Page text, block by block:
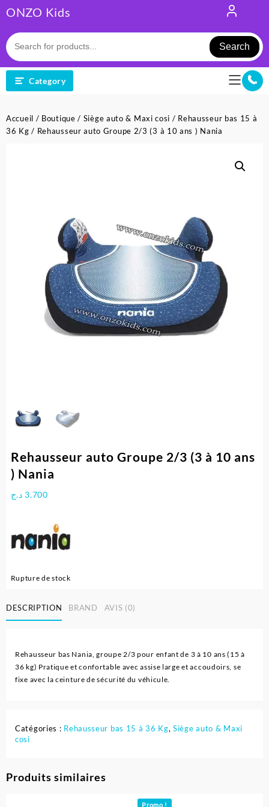
to
content
ONZO Kids
Search
Category
Accueil / Boutique / Siège auto & Maxi cosi / Rehausseur bas 15 à
36 Kg / Rehausseur auto Groupe 2/3 (3 à 10 ans ) Nania
Rehausseur auto Groupe 2/3 (3 à 10 ans
) Nania
3.700 د.ج
Rupture de stock
DESCRIPTION BRAND AVIS (0)
Rehausseur bas Nania, groupe 2/3 pour enfant de 3 à 10 ans (15 à
36 kg) Pratique et confortable avec assise large et accoudoirs, se
fixe avec la ceinture de sécurité du véhicule.
Catégories : Rehausseur bas 15 à 36 Kg,Siège auto & Maxi
cosi
Produits similaires
Promo !